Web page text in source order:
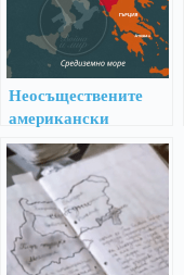
Неосъществените
американски
планове за България
след края на Втората
световна война